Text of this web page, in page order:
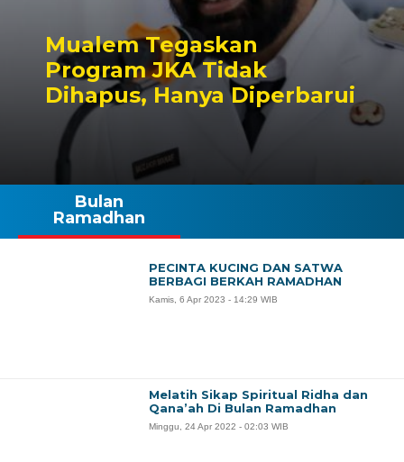
Mualem Tegaskan
Program JKA Tidak
Dihapus, Hanya Diperbarui
Bulan
Ramadhan
PECINTA KUCING DAN SATWA
BERBAGI BERKAH RAMADHAN
Kamis, 6 Apr 2023 - 14:29 WIB
Melatih Sikap Spiritual Ridha dan
Qana’ah Di Bulan Ramadhan
Minggu, 24 Apr 2022 - 02:03 WIB